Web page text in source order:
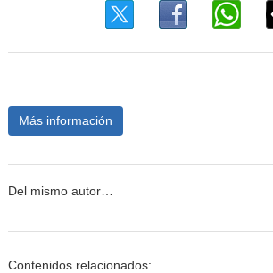
Más información
Del mismo autor…
Contenidos relacionados: